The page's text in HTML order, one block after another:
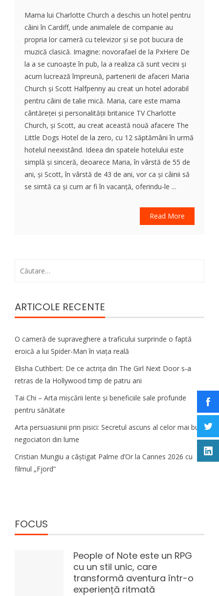
Mama lui Charlotte Church a deschis un hotel pentru
câini în Cardiff, unde animalele de companie au
propria lor cameră cu televizor și se pot bucura de
muzică clasică. Imagine: novorafael de la PxHere De
la a se cunoaște în pub, la a realiza că sunt vecini și
acum lucrează împreună, partenerii de afaceri Maria
Church și Scott Halfpenny au creat un hotel adorabil
pentru câini de talie mică. Maria, care este mama
cântăreței și personalității britanice TV Charlotte
Church, și Scott, au creat această nouă afacere The
Little Dogs Hotel de la zero, cu 12 săptămâni în urmă
hotelul neexistând. Ideea din spatele hotelului este
simplă și sinceră, deoarece Maria, în vârstă de 55 de
ani, și Scott, în vârstă de 43 de ani, vor ca și câinii să
se simtă ca și cum ar fi în vacanță, oferindu-le ...
Read More
ARTICOLE RECENTE
O cameră de supraveghere a traficului surprinde o faptă
eroică a lui Spider-Man în viața reală
Elisha Cuthbert: De ce actrița din The Girl Next Door s‑a
retras de la Hollywood timp de patru ani
Tai Chi – Arta mișcării lente și beneficiile sale profunde
pentru sănătate
Arta persuasiunii prin pisici: Secretul ascuns al celor mai buni
negociatori din lume
Cristian Mungiu a câștigat Palme d’Or la Cannes 2026 cu
filmul „Fjord”
FOCUS
People of Note este un RPG
cu un stil unic, care
transformă aventura într-o
experiență ritmată